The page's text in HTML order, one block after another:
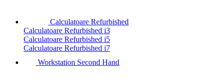
Calculatoare Refurbished
Calculatoare Refurbished i3
Calculatoare Refurbished i5
Calculatoare Refurbished i7
Workstation Second Hand